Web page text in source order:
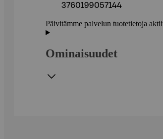
3760199057144
Päivitämme palvelun tuotetietoja
Ominaisuudet